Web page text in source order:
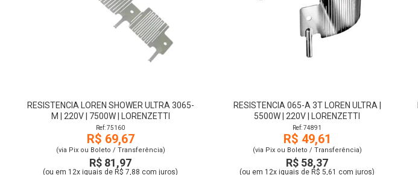
RESISTENCIA LOREN SHOWER ULTRA 3065-
M | 220V | 7500W | LORENZETTI
Ref: 75160
R$ 69,67
(via Pix ou Boleto / Transferência)
R$ 81,97
(ou em 12x iguais de R$ 7,88 com juros)
RESISTENCIA 065-A 3T LOREN ULTRA |
5500W | 220V | LORENZETTI
Ref: 74891
R$ 49,61
(via Pix ou Boleto / Transferência)
R$ 58,37
(ou em 12x iguais de R$ 5,61 com juros)